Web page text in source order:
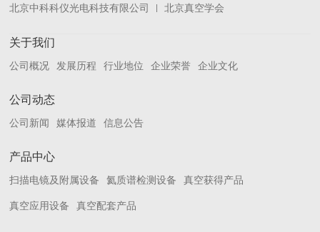
北京中科科仪光电科技有限公司
北京真空学会
关于我们
公司概况 发展历程 行业地位 企业荣誉 企业文化
公司动态
公司新闻 媒体报道 信息公告
产品中心
扫描电镜及附属设备 氦质谱检测设备 真空获得产品
真空应用设备 真空配套产品